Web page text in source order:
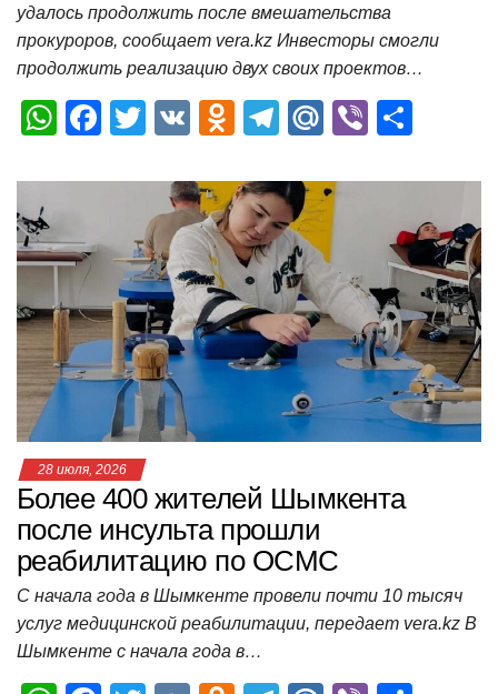
удалось продолжить после вмешательства
прокуроров, сообщает vera.kz Инвесторы смогли
продолжить реализацию двух своих проектов…
W
at
s
A
p
p
F
c
b
o
o
k
T
tt
er
V
O
n
o
kl
a
ss
ni
T
e
gr
a
m
M
.R
u
Vi
er п
р
а
в
и
т
ь
28 июля, 2026
Более 400 жителей Шымкента
после инсульта прошли
реабилитацию по ОСМС
С начала года в Шымкенте провели почти 10 тысяч
услуг медицинской реабилитации, передает vera.kz В
Шымкенте с начала года в…